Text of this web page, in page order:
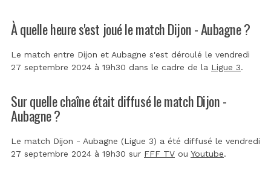
À quelle heure s'est joué le match Dijon - Aubagne ?
Le match entre Dijon et Aubagne s'est déroulé le vendredi
27 septembre 2024 à 19h30 dans le cadre de la Ligue 3.
Sur quelle chaîne était diffusé le match Dijon -
Aubagne ?
Le match Dijon - Aubagne (Ligue 3) a été diffusé le vendredi
27 septembre 2024 à 19h30 sur FFF TV ou Youtube.